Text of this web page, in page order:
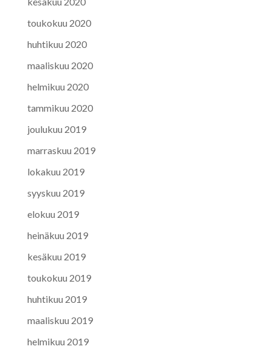
toukokuu 2020
huhtikuu 2020
maaliskuu 2020
helmikuu 2020
tammikuu 2020
joulukuu 2019
marraskuu 2019
lokakuu 2019
syyskuu 2019
elokuu 2019
heinäkuu 2019
kesäkuu 2019
toukokuu 2019
huhtikuu 2019
maaliskuu 2019
helmikuu 2019